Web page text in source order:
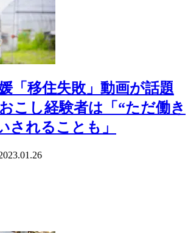
「移住失敗」動画が話題
こし経験者は「“ただ働き
されることも」
2023.01.26